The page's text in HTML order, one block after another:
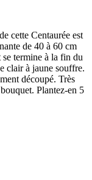
cette Centaurée est
de 40 à 60 cm
termine à la fin du
clair à jaune souffre.
découpé. Très
Plantez-en 5